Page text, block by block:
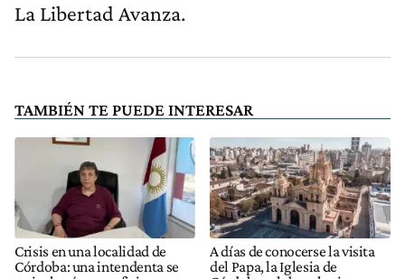
La Libertad Avanza.
TAMBIÉN TE PUEDE INTERESAR
Crisis en una localidad de
Córdoba: una intendenta se
A días de conocerse la visita
del Papa, la Iglesia de